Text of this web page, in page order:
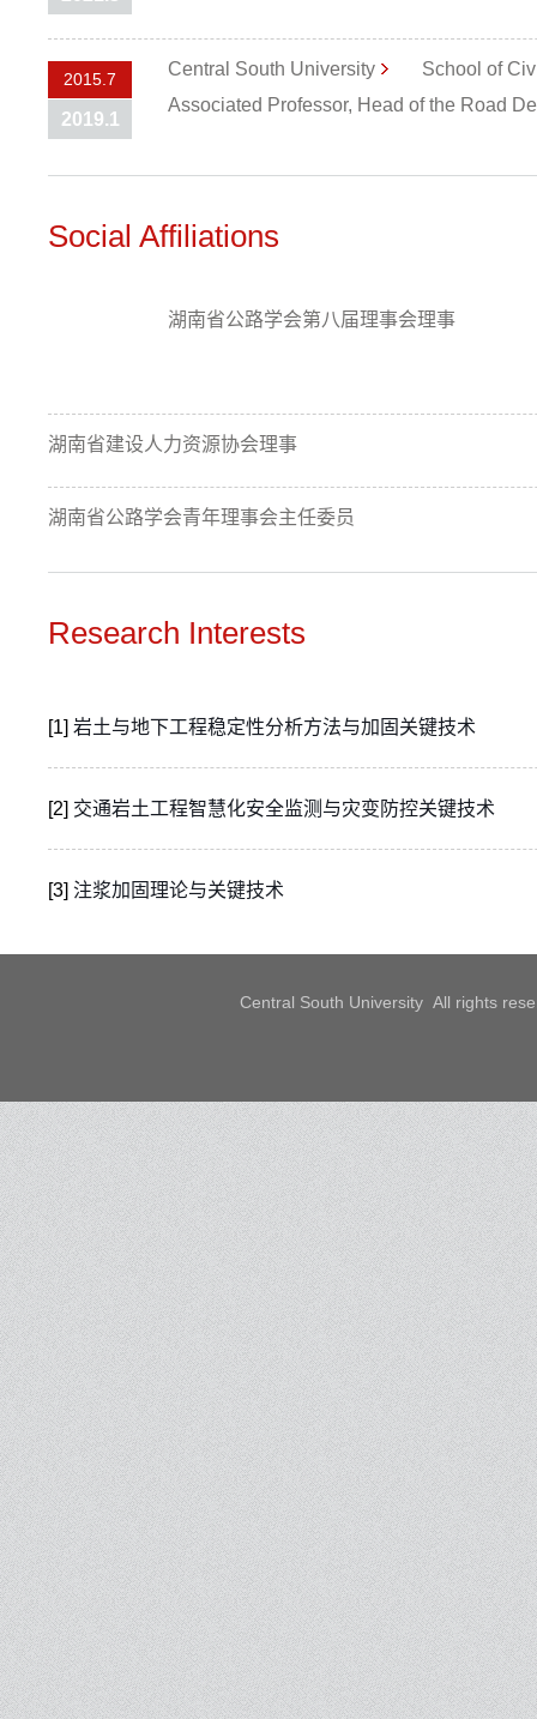
2015.7
2019.1
Central South University
School of
Associated Professor, Head of the Road
Social Affiliations
湖南省公路学会第八届理事会理事
湖南省建设人力资源协会理事
湖南省公路学会青年理事会主任委员
Research Interests
[1] 岩土与地下工程稳定性分析方法与加固关键技术
[2] 交通岩土工程智慧化安全监测与灾变防控关键技术
[3] 注浆加固理论与关键技术
Central South University All rights